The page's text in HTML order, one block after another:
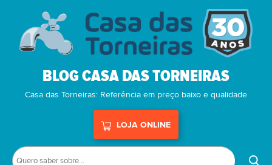
BLOG CASA DAS TORNEIRAS
Casa das Torneiras: Referência em preço baixo e qualidade
LOJA ONLINE